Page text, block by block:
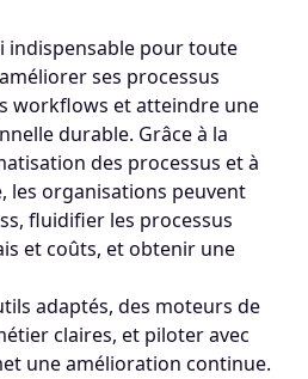
indispensable pour toute
ses processus
workflows et atteindre une
durable. Grâce à la
des processus et à
les organisations peuvent
fluidifier les processus
et coûts, et obtenir une
adaptés, des moteurs de
claires, et piloter avec
une amélioration continue.